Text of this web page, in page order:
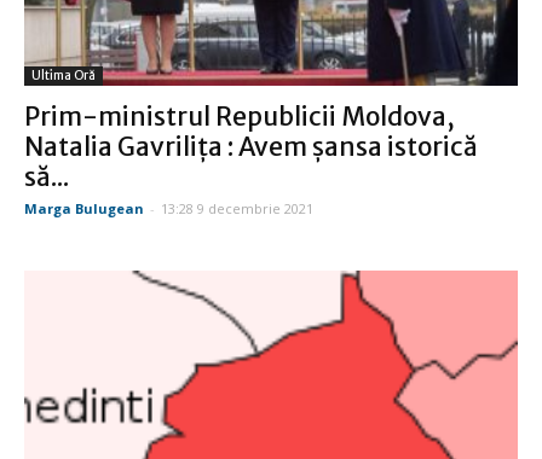
Ultima Oră
Prim-ministrul Republicii Moldova,
Natalia Gavriliţa : Avem şansa istorică
să...
Marga Bulugean - 13:28 9 decembrie 2021